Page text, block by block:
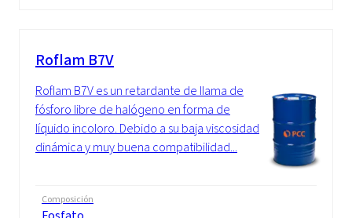
Roflam B7V
Roflam B7V es un retardante de llama de
fósforo libre de halógeno en forma de
líquido incoloro. Debido a su baja viscosidad
dinámica y muy buena compatibilidad...
Composición